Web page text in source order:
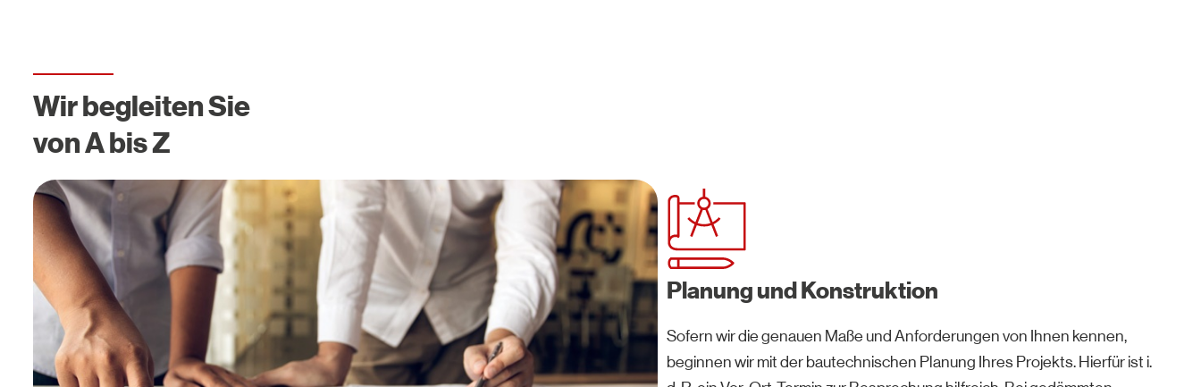
Wir begleiten Sie
von A bis Z
Planung und Konstruktion
Sofern wir die genauen Maße und Anforderungen von Ihnen kennen,
beginnen wir mit der bautechnischen Planung Ihres Projekts. Hierfür ist i.